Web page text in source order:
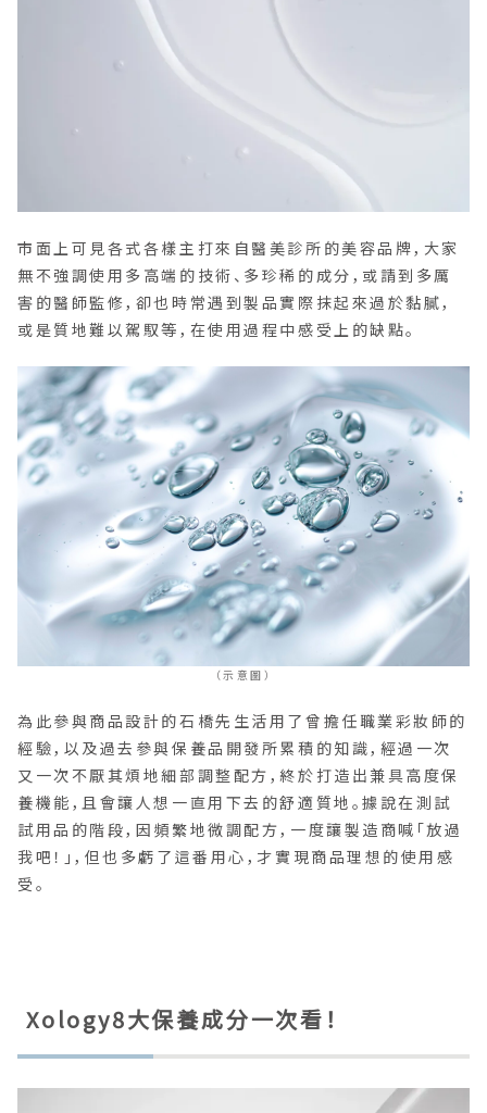
市面上可見各式各樣主打來自醫美診所的美容品牌，大家
無不強調使用多高端的技術、多珍稀的成分，或請到多厲
害的醫師監修，卻也時常遇到製品實際抹起來過於黏膩，
或是質地難以駕馭等，在使用過程中感受上的缺點。
（示意圖）
為此參與商品設計的石橋先生活用了曾擔任職業彩妝師的
經驗，以及過去參與保養品開發所累積的知識，經過一次
又一次不厭其煩地細部調整配方，終於打造出兼具高度保
養機能，且會讓人想一直用下去的舒適質地。據說在測試
試用品的階段，因頻繁地微調配方，一度讓製造商喊「放過
我吧！」，但也多虧了這番用心，才實現商品理想的使用感
受。
Xology8大保養成分一次看！